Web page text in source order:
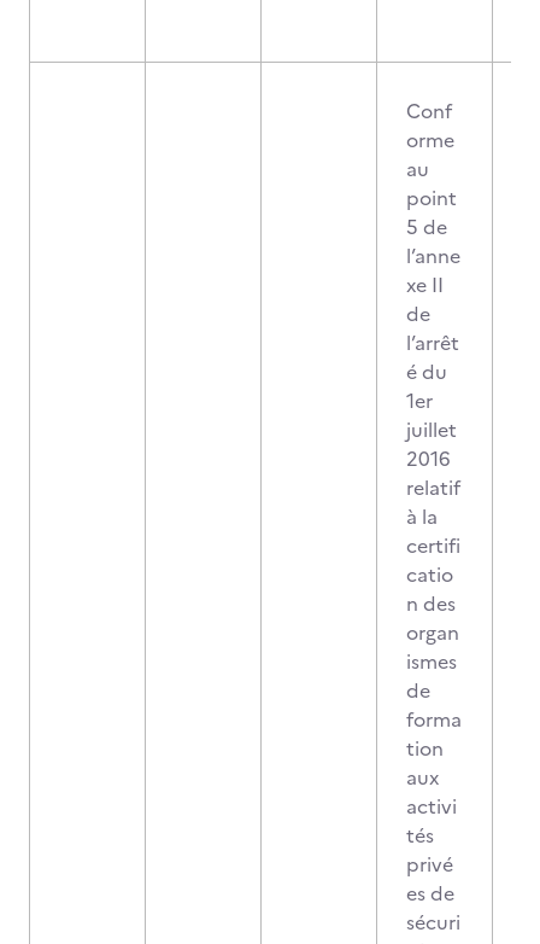
Conf
orme
au
point
5 de
l’anne
xe II
de
l’arrêt
é du
1er
juillet
2016
relatif
à la
certifi
catio
n des
organ
ismes
de
forma
tion
aux
activi
tés
privé
es de
sécuri